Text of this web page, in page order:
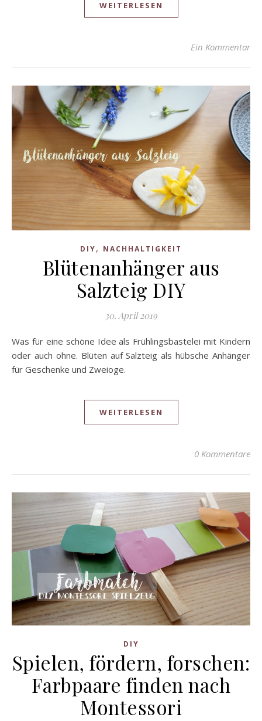
WEITERLESEN
Ein Kommentar
DIY, NACHHALTIGKEIT
Blütenanhänger aus
Salzteig DIY
30. April 2019
Was für eine schöne Idee als Frühlingsbastelei mit Kindern
oder auch ohne. Blüten auf Salzteig als hübsche Anhänger
für Geschenke und Zweioge.
WEITERLESEN
0 Kommentare
DIY
Spielen, fördern, forschen:
Farbpaare finden nach
Montessori